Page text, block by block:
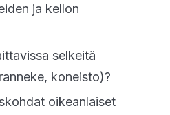
ja kellon
selkeitä
koneisto)?
oikeanlaiset